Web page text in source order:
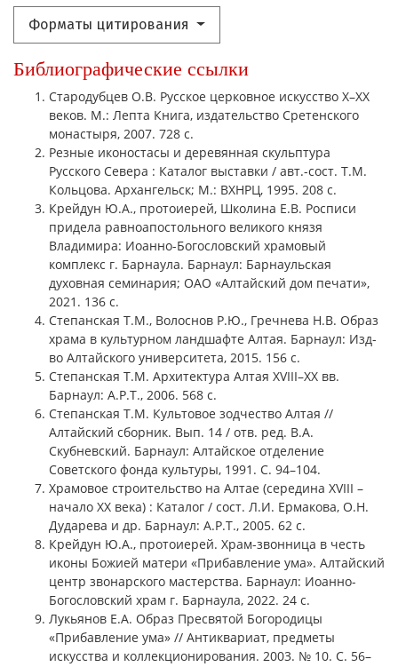
Форматы цитирования
Библиографические ссылки
Стародубцев О.В. Русское церковное искусство Х–ХХ
веков. М.: Лепта Книга, издательство Сретенского
монастыря, 2007. 728 с.
Резные иконостасы и деревянная скульптура
Русского Севера : Каталог выставки / авт.-сост. Т.М.
Кольцова. Архангельск; М.: ВХНРЦ, 1995. 208 с.
Крейдун Ю.А., протоиерей, Школина Е.В. Росписи
придела равноапостольного великого князя
Владимира: Иоанно-Богословский храмовый
комплекс г. Барнаула. Барнаул: Барнаульская
духовная семинария; ОАО «Алтайский дом печати»,
2021. 136 с.
Степанская Т.М., Волоснов Р.Ю., Гречнева Н.В. Образ
храма в культурном ландшафте Алтая. Барнаул: Изд-
во Алтайского университета, 2015. 156 с.
Степанская Т.М. Архитектура Алтая XVIII–XX вв.
Барнаул: А.Р.Т., 2006. 568 с.
Степанская Т.М. Культовое зодчество Алтая //
Алтайский сборник. Вып. 14 / отв. ред. В.А.
Скубневский. Барнаул: Алтайское отделение
Советского фонда культуры, 1991. С. 94–104.
Храмовое строительство на Алтае (середина XVIII –
начало XX века) : Каталог / сост. Л.И. Ермакова, О.Н.
Дударева и др. Барнаул: А.Р.Т., 2005. 62 с.
Крейдун Ю.А., протоиерей. Храм-звонница в честь
иконы Божией матери «Прибавление ума». Алтайский
центр звонарского мастерства. Барнаул: Иоанно-
Богословский храм г. Барнаула, 2022. 24 с.
Лукьянов Е.А. Образ Пресвятой Богородицы
«Прибавление ума» // Антиквариат, предметы
искусства и коллекционирования. 2003. № 10. С. 56–